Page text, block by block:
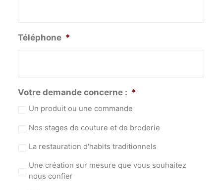
Téléphone *
Votre demande concerne : *
Un produit ou une commande
Nos stages de couture et de broderie
La restauration d'habits traditionnels
Une création sur mesure que vous souhaitez
nous confier